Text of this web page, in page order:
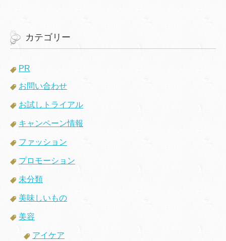
カテゴリー
PR
お問い合わせ
お試しトライアル
キャンペーン情報
ファッション
プロモーション
未分類
美味しいもの
美容
アイケア